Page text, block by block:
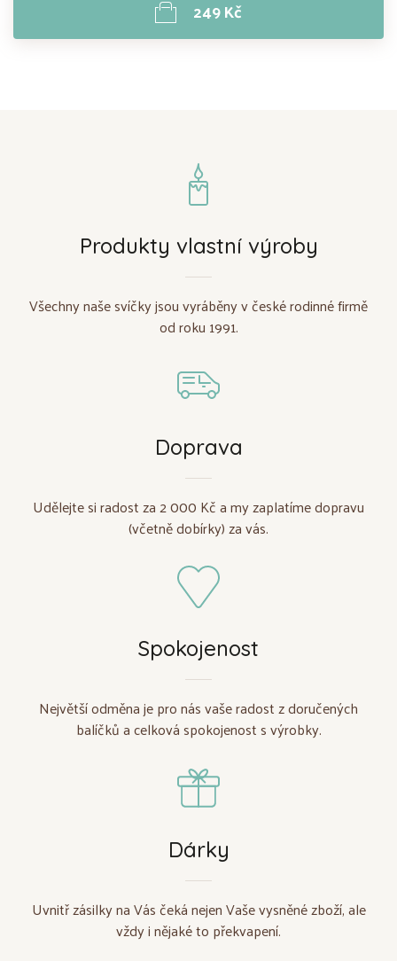
249 Kč
Produkty vlastní výroby
Všechny naše svíčky jsou vyráběny v české rodinné firmě
od roku 1991.
Doprava
Udělejte si radost za 2 000 Kč a my zaplatíme dopravu
(včetně dobírky) za vás.
Spokojenost
Největší odměna je pro nás vaše radost z doručených
balíčků a celková spokojenost s výrobky.
Dárky
Uvnitř zásilky na Vás čeká nejen Vaše vysněné zboží, ale
vždy i nějaké to překvapení.